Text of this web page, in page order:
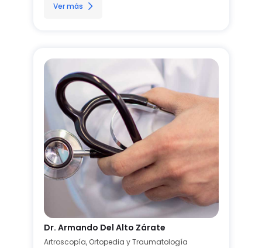
Ver más
Dr. Armando Del Alto Zárate
Artroscopía, Ortopedia y Traumatología